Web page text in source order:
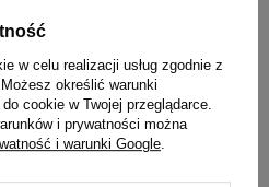
Aura
bez
utrwalający 500
41,00 zł
(8,20 zł / 100ml)
41pkt
Najniższa cena
w celu realizacji usług zgodnie z
określić warunki
cookie w Twojej przeglądarce.
i prywatności można
i warunki Google.